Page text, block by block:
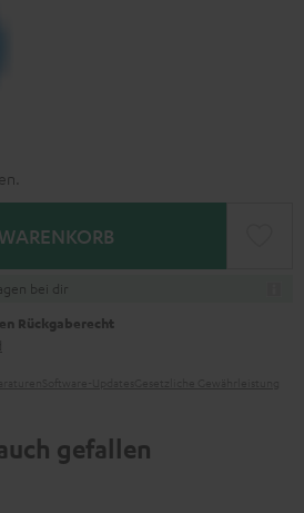
bei dir
Rückgaberecht
gefallen